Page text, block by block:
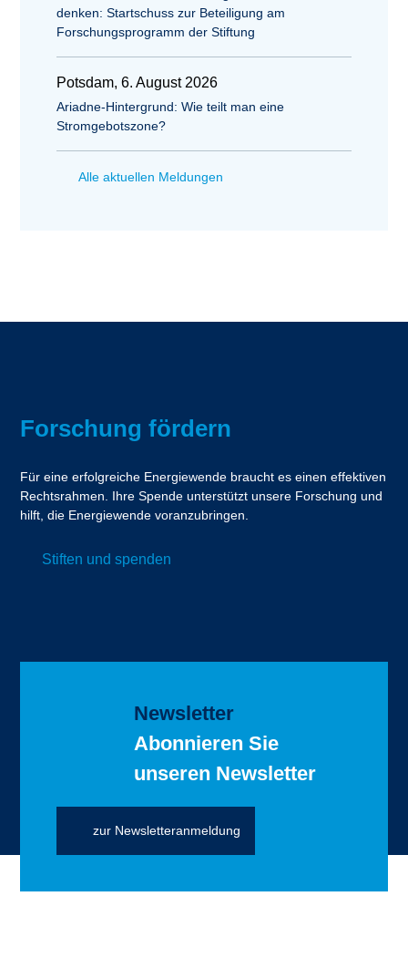
denken: Startschuss zur Beteiligung am
Forschungsprogramm der Stiftung
Potsdam, 6. August 2026
Ariadne-Hintergrund: Wie teilt man eine
Stromgebotszone?
Alle aktuellen Meldungen
Forschung fördern
Für eine erfolgreiche Energiewende braucht es einen effektiven
Rechtsrahmen. Ihre Spende unterstützt unsere Forschung und
hilft, die Energiewende voranzubringen.
Stiften und spenden
Newsletter
Abonnieren Sie
unseren Newsletter
zur Newsletteranmeldung